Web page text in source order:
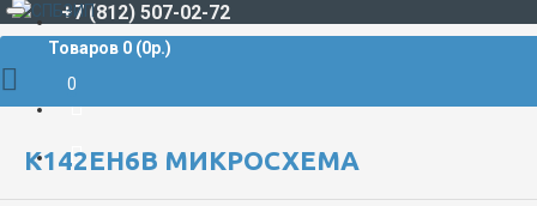
+7 (812) 507-02-72
Товаров 0 (0р.)
0
РАДИОДЕТАЛИ И РАДИОЭЛЕКТРОННЫЕ КОМПОНЕНТЫ
К142ЕН6В МИКРОСХЕМА